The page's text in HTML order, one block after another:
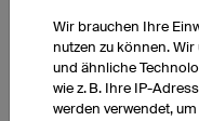
Gegründet wurde
Wirtshaus. Dann ging
Wimpernschlag später
Produktionsfläche
Wir brauchen Ihre
nutzen zu können.
und ähnliche
wie z. B. Ihre IP-
werden verwendet,